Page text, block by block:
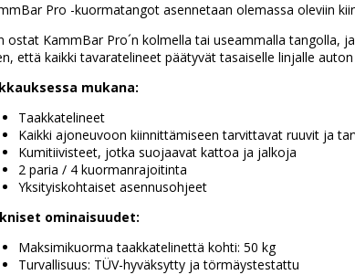
Pro -kuormatangot asennetaan olemassa oleviin
ostat KammBar Pro´n kolmella tai useammalla tangolla,
että kaikki tavaratelineet päätyvät tasaiselle linjalle
mukana:
Taakkatelineet
Kaikki ajoneuvoon kiinnittämiseen tarvittavat ruuvit ja
Kumitiivisteet, jotka suojaavat kattoa ja jalkoja
2 paria / 4 kuormanrajoitinta
Yksityiskohtaiset asennusohjeet
ominaisuudet:
Maksimikuorma taakkatelinettä kohti: 50 kg
Turvallisuus: TÜV-hyväksytty ja törmäystestattu